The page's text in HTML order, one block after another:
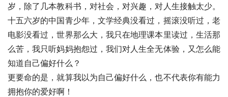
岁，除了几本教科书，对社会，对兴趣，对人生接触太少。
十五六岁的中国青少年，文学经典没看过，摇滚没听过，老
电影没看过，世界那么大，我只在地理课本里读过，生活那
么苦，我只听妈妈抱怨过，我们对人生全无体验，又怎么能
知道自己偏好什么？
更要命的是，就算我以为自己偏好什么，也不代表你有能力
拥抱你的爱好啊！